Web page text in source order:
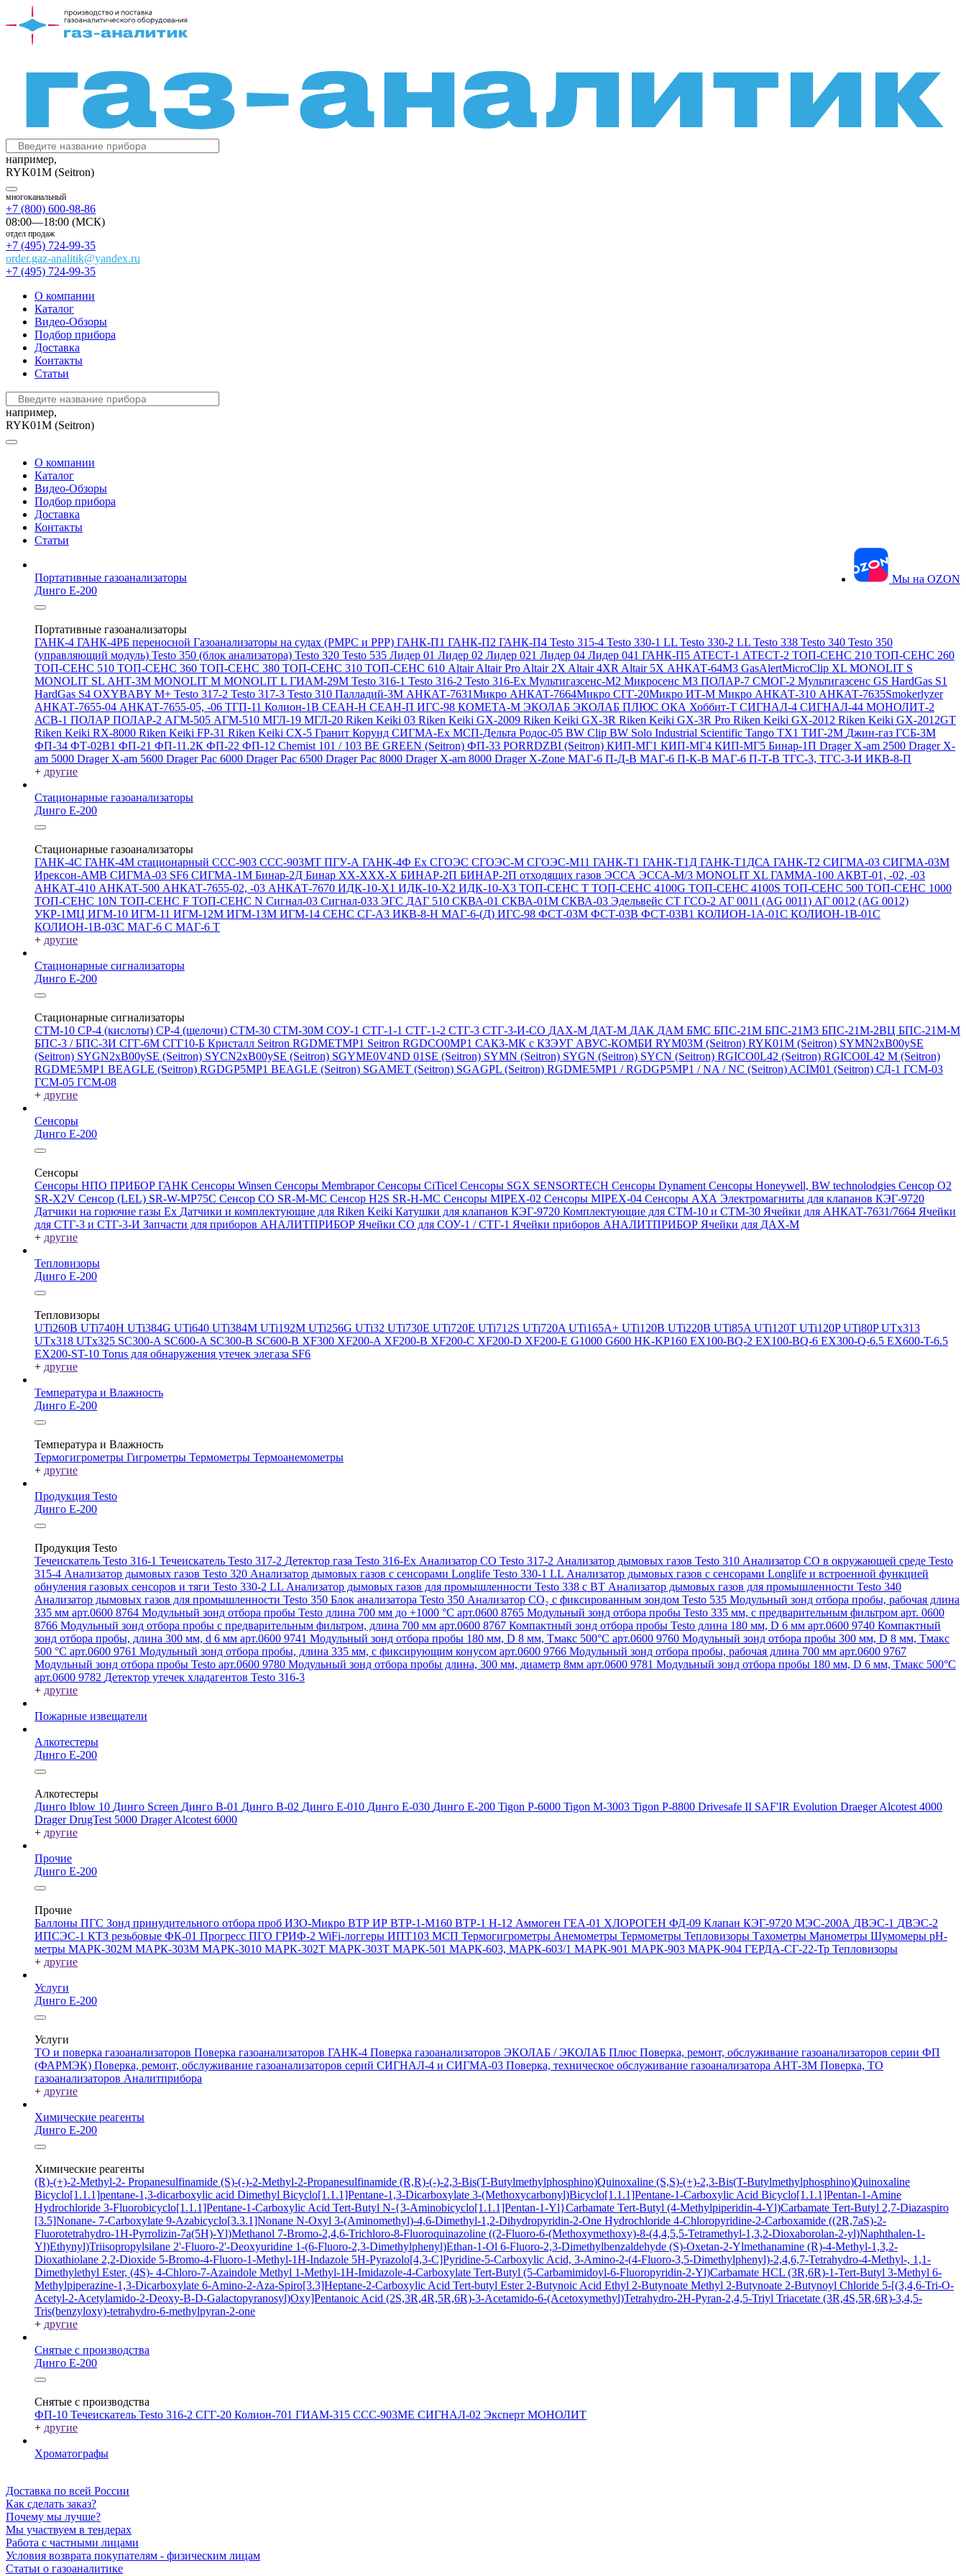
например,
RYK01M (Seitron)
многоканальный
+7 (800) 600-98-86
08:00—18:00 (МСК)
отдел продаж
+7 (495) 724-99-35
order.gaz-analitik@yandex.ru
+7 (495) 724-99-35
О компании
Каталог
Видео-Обзоры
Подбор прибора
Доставка
Контакты
Статьи
например,
RYK01M (Seitron)
О компании
Каталог
Видео-Обзоры
Подбор прибора
Доставка
Контакты
Статьи
Мы на OZON
Портативные газоанализаторы
Динго Е-200
Портативные газоанализаторы
ГАНК-4 ГАНК-4РБ переносной Газоанализаторы на судах (РМРС и РРР) ГАНК-П1 ГАНК-П2 ГАНК-П4 Testo 315-4 Testo 330-1 LL Testo 330-2 LL Testo 338 Testo 340 Testo 350
(управляющий модуль) Testo 350 (блок анализатора) Testo 320 Testo 535 Лидер 01 Лидер 02 Лидер 021 Лидер 04 Лидер 041 ГАНК-П5 АТЕСТ-1 АТЕСТ-2 ТОП-СЕНС 210 ТОП-СЕНС 260
ТОП-СЕНС 510 ТОП-СЕНС 360 ТОП-СЕНС 380 ТОП-СЕНС 310 ТОП-СЕНС 610 AltairAltair Pro Altair 2X Altair 4XR Altair 5X АНКАТ-64М3 GasAlertMicroClip XL MONOLIT S
MONOLIT SL АНТ-3М MONOLIT M MONOLIT L ГИАМ-29М Testo 316-1 Testo 316-2 Testo 316-Ex Мультигазсенс-М2 Микросенс М3 ПОЛАР-7 СМОГ-2 Мультигазсенс GS HardGas S1
HardGas S4 OXYBABY M+ Testo 317-2 Testo 317-3 Testo 310 Палладий-3М АНКАТ-7631Микро АНКАТ-7664Микро СГГ-20Микро ИТ-М Микро АНКАТ-310 АНКАТ-7635Smokerlyzer
АНКАТ-7655-04 АНКАТ-7655-05, -06 ТГП-11 Колион-1В СЕАН-Н СЕАН-П ИГС-98 КОМЕТА-М ЭКОЛАБ ЭКОЛАБ ПЛЮС ОКА Хоббит-Т СИГНАЛ-4 СИГНАЛ-44 МОНОЛИТ-2
АСВ-1 ПОЛАР ПОЛАР-2 АГМ-505 АГМ-510 МГЛ-19 МГЛ-20 Riken Keiki 03 Riken Keiki GX-2009 Riken Keiki GX-3R Riken Keiki GX-3R Pro Riken Keiki GX-2012 Riken Keiki GX-2012GT
Riken Keiki RX-8000 Riken Keiki FP-31 Riken Keiki CX-5 Гранит Корунд СИГМА-Ех МСП-Дельта Родос-05 BW Clip BW Solo Industrial Scientific Tango TX1 ТИГ-2М Джин-газ ГСБ-3М
ФП-34 ФТ-02В1 ФП-21 ФП-11.2К ФП-22 ФП-12 Chemist 101 / 103 BE GREEN (Seitron) ФП-33 PORRDZBI (Seitron) КИП-МГ1 КИП-МГ4 КИП-МГ5 Бинар-1П Drager X-am 2500 Drager X-
am 5000 Drager X-am 5600 Drager Pac 6000 Drager Pac 6500 Drager Pac 8000 Drager X-am 8000 Drager X-Zone МАГ-6 П-Д-В МАГ-6 П-К-В МАГ-6 П-Т-В ТГС-3, ТГС-3-И ИКВ-8-П
+ другие
Стационарные газоанализаторы
Динго Е-200
Стационарные газоанализаторы
ГАНК-4С ГАНК-4М стационарный ССС-903 ССС-903МТ ПГУ-А ГАНК-4Ф Ex СГОЭС СГОЭС-М СГОЭС-М11 ГАНК-Т1 ГАНК-Т1Д ГАНК-Т1ДСА ГАНК-Т2 СИГМА-03 СИГМА-03М
Ирексон-АМВ СИГМА-03 SF6 СИГМА-1М Бинар-2Д Бинар ХХ-ХХХ-Х БИНАР-2П БИНАР-2П отходящих газов ЭССА ЭССА-М/3 MONOLIT XL ГАММА-100 АКВТ-01, -02, -03
АНКАТ-410 АНКАТ-500 АНКАТ-7655-02, -03 АНКАТ-7670 ИДК-10-Х1 ИДК-10-Х2 ИДК-10-Х3 ТОП-СЕНС Т ТОП-СЕНС 4100G ТОП-СЕНС 4100S ТОП-СЕНС 500 ТОП-СЕНС 1000
ТОП-СЕНС 10N ТОП-СЕНС F ТОП-СЕНС N Сигнал-03 Сигнал-033 ЭГС ДАГ 510 СКВА-01 СКВА-01М СКВА-03 Эдельвейс СТ ГСО-2 АГ 0011 (AG 0011) АГ 0012 (AG 0012)
УКР-1МЦ ИГМ-10 ИГМ-11 ИГМ-12М ИГМ-13М ИГМ-14 СЕНС СГ-А3 ИКВ-8-Н МАГ-6-(Д) ИГС-98 ФСТ-03М ФСТ-03В ФСТ-03В1 КОЛИОН-1А-01С КОЛИОН-1В-01С
КОЛИОН-1В-03С МАГ-6 С МАГ-6 Т
+ другие
Стационарные сигнализаторы
Динго Е-200
Стационарные сигнализаторы
СТМ-10 СР-4 (кислоты) СР-4 (щелочи) СТМ-30 СТМ-30М СОУ-1 СТГ-1-1 СТГ-1-2 СТГ-3 СТГ-3-И-CO ДАХ-М ДАТ-М ДАК ДАМ БМС БПС-21М БПС-21М3 БПС-21М-2ВЦ БПС-21М-М
БПС-3 / БПС-3И СГГ-6М СГГ10-Б Кристалл Seitron RGDMETMP1 Seitron RGDCO0MP1 САКЗ-МК с КЗЭУГ АВУС-КОМБИ RYM03M (Seitron) RYK01M (Seitron) SYMN2хB00ySE
(Seitron) SYGN2xB00ySE (Seitron) SYCN2xB00ySE (Seitron) SGYME0V4ND 01SE (Seitron) SYMN (Seitron) SYGN (Seitron) SYCN (Seitron) RGICO0L42 (Seitron) RGICO0L42 M (Seitron)
RGDME5MP1 BEAGLE (Seitron) RGDGP5MP1 BEAGLE (Seitron) SGAMET (Seitron) SGAGPL (Seitron) RGDME5MP1 / RGDGP5MP1 / NA / NC (Seitron) ACIM01 (Seitron) СД-1 ГСМ-03
ГСМ-05 ГСМ-08
+ другие
Сенсоры
Динго Е-200
Сенсоры
Сенсоры НПО ПРИБОР ГАНК Сенсоры Winsen Сенсоры MembraporСенсоры CiTicel Сенсоры SGX SENSORTECH Сенсоры Dynament Сенсоры Honeywell, BW technolodgies Сенсор O2
SR-X2V Сенсор (LEL) SR-W-MP75C Сенсор CO SR-M-MC Сенсор H2S SR-H-MC Сенсоры MIPEX-02 Сенсоры MIPEX-04 Сенсоры АХА Электромагниты для клапанов КЭГ-9720
Датчики на горючие газы Ex Датчики и комплектующие для Riken Keiki Катушки для клапанов КЭГ-9720 Комплектующие для СТМ-10 и СТМ-30 Ячейки для АНКАТ-7631/7664 Ячейки
для СТГ-3 и СТГ-3-И Запчасти для приборов АНАЛИТПРИБОР Ячейки CO для СОУ-1 / СТГ-1 Ячейки приборов АНАЛИТПРИБОР Ячейки для ДАХ-М
+ другие
Тепловизоры
Динго Е-200
Тепловизоры
UTi260В UTi740H UTi384G UTi640 UTi384M UTi192M UTi256G UTi32 UTi730E UTi720E UTi712S UTi720A UTi165A+ UTi120B UTi220B UTi85A UTi120T UTi120PUTi80PUTx313
UTx318 UTx325 SC300-A SC600-A SC300-B SC600-B XF300 XF200-A XF200-B XF200-C XF200-D XF200-E G1000 G600 HK-KP160 EX100-BQ-2 EX100-BQ-6 EX300-Q-6.5 EX600-T-6.5
EX200-ST-10 Torus для обнаружения утечек элегаза SF6
+ другие
Температура и Влажность
Динго Е-200
Температура и Влажность
Термогигрометры Гигрометры Термометры Термоанемометры
+ другие
Продукция Testo
Динго Е-200
Продукция Testo
Течеискатель Testo 316-1 Течеискатель Testo 317-2 Детектор газа Testo 316-Ex Анализатор CO Testo 317-2 Анализатор дымовых газов Testo 310 Анализатор CO в окружающей среде Testo
315-4 Анализатор дымовых газов Testo 320 Анализатор дымовых газов с сенсорами Longlife Testo 330-1 LL Анализатор дымовых газов с сенсорами Longlife и встроенной функцией
обнуления газовых сенсоров и тяги Testo 330-2 LL Анализатор дымовых газов для промышленности Testo 338 с BT Анализатор дымовых газов для промышленности Testo 340
Анализатор дымовых газов для промышленности Testo 350 Блок анализатора Testo 350 Анализатор СО₂ с фиксированным зондом Testo 535 Модульный зонд отбора пробы, рабочая длина
335 мм арт.0600 8764 Модульный зонд отбора пробы Testo длина 700 мм до +1000 °С арт.0600 8765 Модульный зонд отбора пробы Testo 335 мм, с предварительным фильтром арт. 0600
8766 Модульный зонд отбора пробы с предварительным фильтром, длина 700 мм арт.0600 8767 Компактный зонд отбора пробы Testo длина 180 мм, D 6 мм арт.0600 9740 Компактный
зонд отбора пробы, длина 300 мм, d 6 мм арт.0600 9741 Модульный зонд отбора пробы 180 мм, D 8 мм, Tмакс 500°С арт.0600 9760 Модульный зонд отбора пробы 300 мм, D 8 мм, Tмакс
500 °C арт.0600 9761 Модульный зонд отбора пробы, длина 335 мм, с фиксирующим конусом арт.0600 9766 Модульный зонд отбора пробы, рабочая длина 700 мм арт.0600 9767
Модульный зонд отбора пробы Testo арт.0600 9780 Модульный зонд отбора пробы длина, 300 мм, диаметр 8мм арт.0600 9781 Модульный зонд отбора пробы 180 мм, D 6 мм, Tмакс 500°С
арт.0600 9782 Детектор утечек хладагентов Testo 316-3
+ другие
Пожарные извещатели
Алкотестеры
Динго Е-200
Алкотестеры
Динго Iblow 10 Динго Screen Динго В-01 Динго В-02 Динго Е-010 Динго Е-030 Динго Е-200 Tigon P-6000 Tigon M-3003 Tigon P-8800 Drivesafe II SAF'IR Evolution Draeger Alcotest 4000
Drager DrugTest 5000 Drager Alcotest 6000
+ другие
Прочие
Динго Е-200
Прочие
Баллоны ПГС Зонд принудительного отбора проб ИЗО-Микро ВТР ИР ВТР-1-М160 ВТР-1 Н-12 Аммоген ГЕА-01 ХЛОРОГЕН ФД-09 Клапан КЭГ-9720 МЭС-200А ДВЭС-1 ДВЭС-2
ИПСЭС-1 КТЗ резьбовые ФК-01 Прогресс ПГО ГРИФ-2 WiFi-логгеры ИПТ103 МСП Термогигрометры Анемометры Термометры Тепловизоры Тахометры Манометры Шумомеры pH-
метры МАРК-302М МАРК-303М МАРК-3010 МАРК-302Т МАРК-303Т МАРК-501 МАРК-603, МАРК-603/1 МАРК-901 МАРК-903 МАРК-904 ГЕРДА-СГ-22-Тр Тепловизоры
+ другие
Услуги
Динго Е-200
Услуги
ТО и поверка газоанализаторов Поверка газоанализаторов ГАНК-4 Поверка газоанализаторов ЭКОЛАБ / ЭКОЛАБ Плюс Поверка, ремонт, обслуживание газоанализаторов серии ФП
(ФАРМЭК) Поверка, ремонт, обслуживание газоанализаторов серий СИГНАЛ-4 и СИГМА-03 Поверка, техническое обслуживание газоанализатора АНТ-3М Поверка, ТО
газоанализаторов Аналитприбора
+ другие
Химические реагенты
Динго Е-200
Химические реагенты
(R)-(+)-2-Methyl-2- Propanesulfinamide (S)-(-)-2-Methyl-2-Propanesulfinamide (R,R)-(-)-2,3-Bis(T-Butylmethylphosphino)Quinoxaline (S,S)-(+)-2,3-Bis(T-Butylmethylphosphino)Quinoxaline
Bicyclo[1.1.1]pentane-1,3-dicarboxylic acid Dimethyl Bicyclo[1.1.1]Pentane-1,3-Dicarboxylate 3-(Methoxycarbonyl)Bicyclo[1.1.1]Pentane-1-Carboxylic Acid Bicyclo[1.1.1]Pentan-1-Amine
Hydrochloride 3-Fluorobicyclo[1.1.1]Pentane-1-Carboxylic Acid Tert-Butyl N-{3-Aminobicyclo[1.1.1]Pentan-1-Yl}Carbamate Tert-Butyl (4-Methylpiperidin-4-Yl)Carbamate Tert-Butyl 2,7-Diazaspiro
[3.5]Nonane- 7-Carboxylate 9-Azabicyclo[3.3.1]Nonane N-Oxyl 3-(Aminomethyl)-4,6-Dimethyl-1,2-Dihydropyridin-2-One Hydrochloride 4-Chloropyridine-2-Carboxamide ((2R,7aS)-2-
Fluorotetrahydro-1H-Pyrrolizin-7a(5H)-Yl)Methanol 7-Bromo-2,4,6-Trichloro-8-Fluoroquinazoline ((2-Fluoro-6-(Methoxymethoxy)-8-(4,4,5,5-Tetramethyl-1,3,2-Dioxaborolan-2-yl)Naphthalen-1-
Yl)Ethynyl)Triisopropylsilane 2'-Fluoro-2'-Deoxyuridine 1-(6-Fluoro-2,3-Dimethylphenyl)Ethan-1-Ol 6-Fluoro-2,3-Dimethylbenzaldehyde (S)-Oxetan-2-Ylmethanamine (R)-4-Methyl-1,3,2-
Dioxathiolane 2,2-Dioxide 5-Bromo-4-Fluoro-1-Methyl-1H-Indazole 5H-Pyrazolo[4,3-C]Pyridine-5-Carboxylic Acid, 3-Amino-2-(4-Fluoro-3,5-Dimethylphenyl)-2,4,6,7-Tetrahydro-4-Methyl-, 1,1-
Dimethylethyl Ester, (4S)- 4-Chloro-7-Azaindole Methyl 1-Methyl-1H-Imidazole-4-Carboxylate Tert-Butyl (5-Carbamimidoyl-6-Fluoropyridin-2-Yl)Carbamate HCL (3R,6R)-1-Tert-Butyl 3-Methyl 6-
Methylpiperazine-1,3-Dicarboxylate 6-Amino-2-Aza-Spiro[3.3]Heptane-2-Carboxylic Acid Tert-butyl Ester 2-Butynoic Acid Ethyl 2-Butynoate Methyl 2-Butynoate 2-Butynoyl Chloride 5-[(3,4,6-Tri-O-
Acetyl-2-Acetylamido-2-Deoxy-B-D-Galactopyranosyl)Oxy]Pentanoic Acid (2S,3R,4R,5R,6R)-3-Acetamido-6-(Acetoxymethyl)Tetrahydro-2H-Pyran-2,4,5-Triyl Triacetate (3R,4S,5R,6R)-3,4,5-
Tris(benzyloxy)-tetrahydro-6-methylpyran-2-one
+ другие
Снятые с производства
Динго Е-200
Снятые с производства
ФП-10 Течеискатель Testo 316-2 СГГ-20 Колион-701 ГИАМ-315 ССС-903МЕ СИГНАЛ-02 Эксперт МОНОЛИТ
+ другие
Хроматографы
Доставка по всей России
Как сделать заказ?
Почему мы лучше?
Мы участвуем в тендерах
Работа с частными лицами
Условия возврата покупателям - физическим лицам
Статьи о газоаналитике